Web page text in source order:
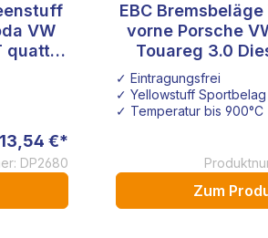
VW
quattro
€*
DP2680
EBC
vorne Porsche
Touareg 3.0
ZR17 ZL17/
✓ Eintragungsfrei
✓ Yellowstuff Sportbelag
✓ Temperatur bis 900°C
Zum